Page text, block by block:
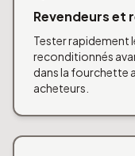
Revendeurs et
Tester rapidement
reconditionnés
dans la fourchette
acheteurs.